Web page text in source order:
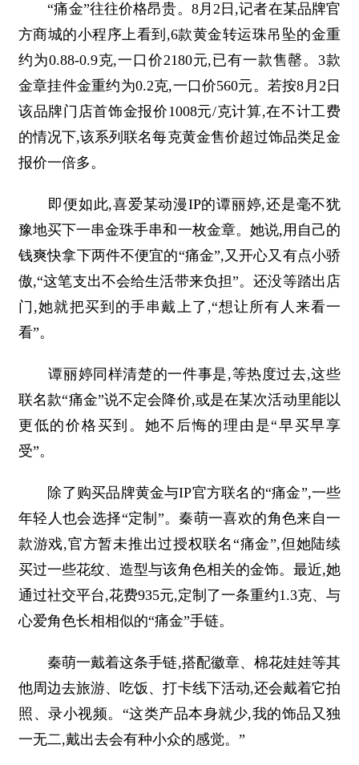
“痛金”往往价格昂贵。8月2日,记者在某品牌官
方商城的小程序上看到,6款黄金转运珠吊坠的金重
约为0.88-0.9克,一口价2180元,已有一款售罄。3款
金章挂件金重约为0.2克,一口价560元。若按8月2日
该品牌门店首饰金报价1008元/克计算,在不计工费
的情况下,该系列联名每克黄金售价超过饰品类足金
报价一倍多。
即便如此,喜爱某动漫IP的谭丽婷,还是毫不犹
豫地买下一串金珠手串和一枚金章。她说,用自己的
钱爽快拿下两件不便宜的“痛金”,又开心又有点小骄
傲,“这笔支出不会给生活带来负担”。还没等踏出店
门,她就把买到的手串戴上了,“想让所有人来看一
看”。
谭丽婷同样清楚的一件事是,等热度过去,这些
联名款“痛金”说不定会降价,或是在某次活动里能以
更低的价格买到。她不后悔的理由是“早买早享
受”。
除了购买品牌黄金与IP官方联名的“痛金”,一些
年轻人也会选择“定制”。秦萌一喜欢的角色来自一
款游戏,官方暂未推出过授权联名“痛金”,但她陆续
买过一些花纹、造型与该角色相关的金饰。最近,她
通过社交平台,花费935元,定制了一条重约1.3克、与
心爱角色长相相似的“痛金”手链。
秦萌一戴着这条手链,搭配徽章、棉花娃娃等其
他周边去旅游、吃饭、打卡线下活动,还会戴着它拍
照、录小视频。“这类产品本身就少,我的饰品又独
一无二,戴出去会有种小众的感觉。”